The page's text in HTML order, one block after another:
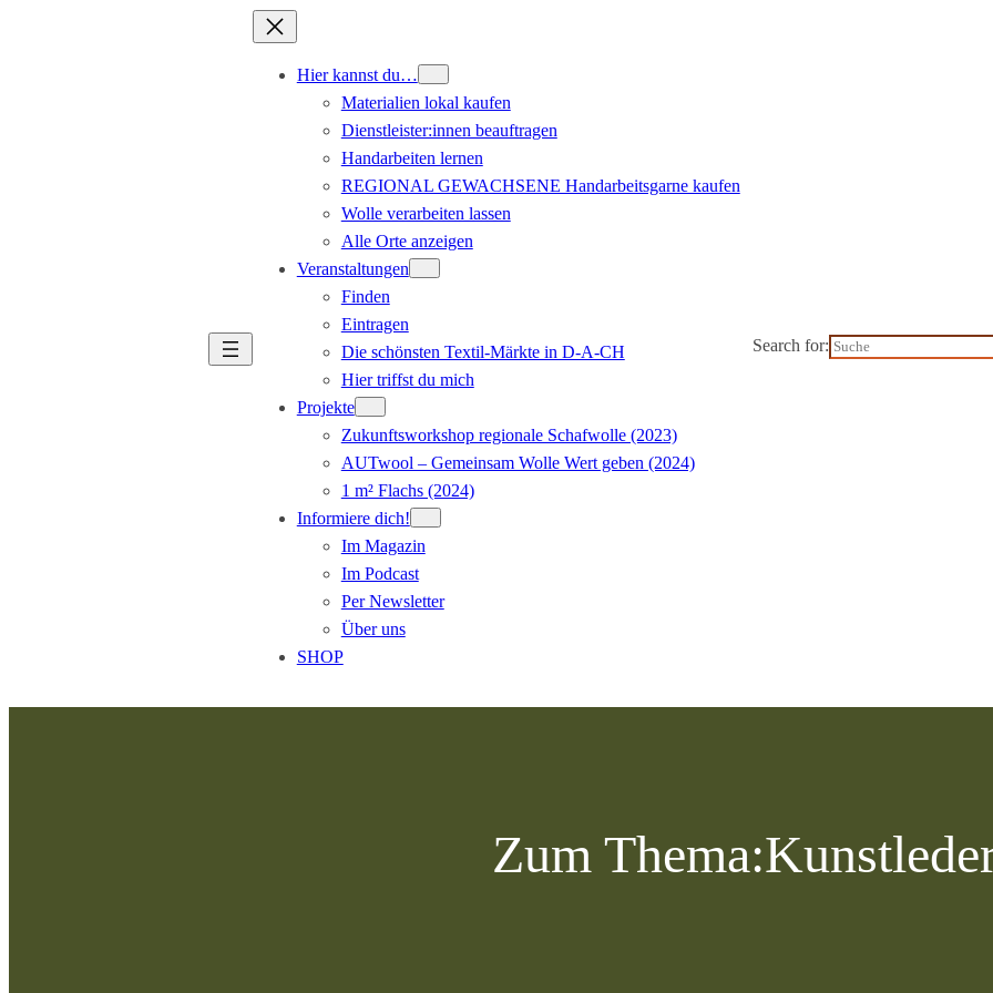
Hier kannst du…
Materialien lokal kaufen
Dienstleister:innen beauftragen
Handarbeiten lernen
REGIONAL GEWACHSENE Handarbeitsgarne kaufen
Wolle verarbeiten lassen
Alle Orte anzeigen
Veranstaltungen
Finden
Eintragen
Die schönsten Textil-Märkte in D-A-CH
Hier triffst du mich
Projekte
Zukunftsworkshop regionale Schafwolle (2023)
AUTwool – Gemeinsam Wolle Wert geben (2024)
1 m² Flachs (2024)
Informiere dich!
Im Magazin
Im Podcast
Per Newsletter
Über uns
SHOP
Search for:
Zum Thema: